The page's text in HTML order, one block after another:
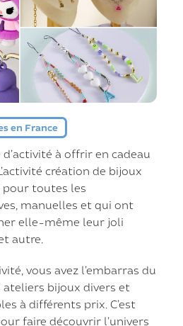
en France
à offrir en cadeau
création de bijoux
pour toutes les
manuelles et qui ont
elle-même leur joli
autre.
vous avez l’embarras du
ateliers bijoux divers et
à différents prix. C’est
faire découvrir l’univers